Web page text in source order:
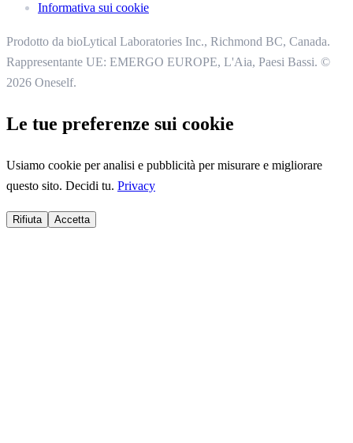
Informativa sui cookie
Prodotto da bioLytical Laboratories Inc., Richmond BC, Canada.
Rappresentante UE: EMERGO EUROPE, L'Aia, Paesi Bassi. ©
2026 Oneself.
Le tue preferenze sui cookie
Usiamo cookie per analisi e pubblicità per misurare e migliorare
questo sito. Decidi tu. Privacy
Rifiuta Accetta